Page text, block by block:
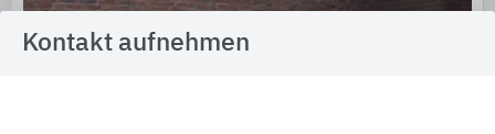
Kontakt aufnehmen